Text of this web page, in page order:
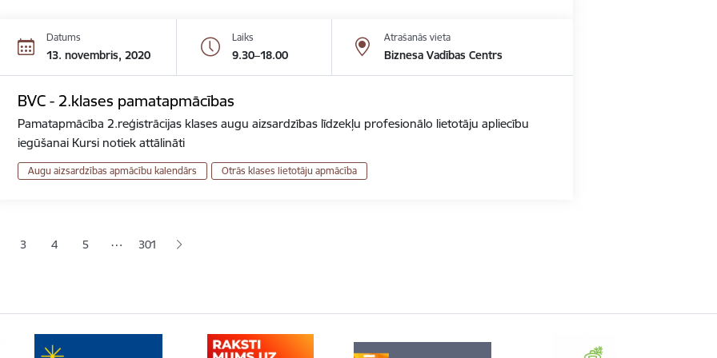
Datums
13. novembris, 2020
Laiks
9.30–18.00
Atrašanās vieta
Biznesa Vadības Centrs
BVC - 2.klases pamatapmācības
Pamatapmācība 2.reģistrācijas klases augu aizsardzības līdzekļu profesionālo lietotāju apliecību
iegūšanai Kursi notiek attālināti
Augu aizsardzības apmācību kalendārs Otrās klases lietotāju apmācība
lapaLapa
3 Lapa
4 Lapa
5 … 301